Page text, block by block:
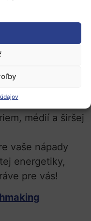
spoločnosti
médií a širšej
vaše nápady
energetiky,
pre vás!